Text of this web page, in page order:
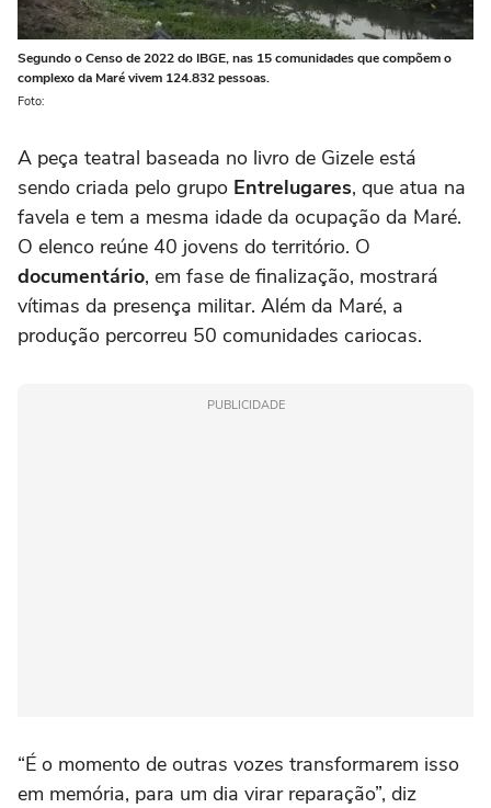
Segundo o Censo de 2022 do IBGE, nas 15 comunidades que compõem o
complexo da Maré vivem 124.832 pessoas.
Foto:
A peça teatral baseada no livro de Gizele está
sendo criada pelo grupo Entrelugares, que atua na
favela e tem a mesma idade da ocupação da Maré.
O elenco reúne 40 jovens do território. O
documentário, em fase de finalização, mostrará
vítimas da presença militar. Além da Maré, a
produção percorreu 50 comunidades cariocas.
PUBLICIDADE
“É o momento de outras vozes transformarem isso
em memória, para um dia virar reparação”, diz